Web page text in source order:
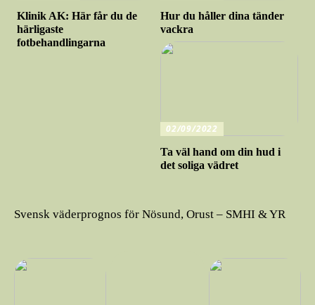
Klinik AK: Här får du de
härligaste
fotbehandlingarna
Hur du håller dina tänder
vackra
02/09/2022
Ta väl hand om din hud i
det soliga vädret
Svensk väderprognos för Nösund, Orust – SMHI & YR